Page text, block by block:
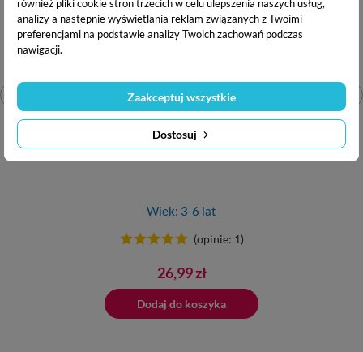
Bazgraki w podróży
Wiek: 3-6 lat
(opinie: 1)
Cena
26,99 zł
Dodaj do koszyka
również pliki cookie stron trzecich w celu ulepszenia naszych usług,
analizy a nastepnie wyświetlania reklam związanych z Twoimi
preferencjami na podstawie analizy Twoich zachowań podczas
nawigacji.
Dostosuj
Zaakceptuj wszystkie